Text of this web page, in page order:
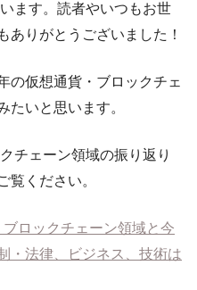
ます。読者やいつもお世
ありがとうございました！
の仮想通貨・ブロックチェ
たいと思います。
チェーン領域の振り返り
覧ください。
ロックチェーン領域と今
・法律、ビジネス、技術は